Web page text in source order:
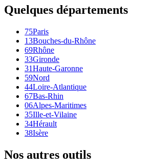
Quelques départements
75Paris
13Bouches-du-Rhône
69Rhône
33Gironde
31Haute-Garonne
59Nord
44Loire-Atlantique
67Bas-Rhin
06Alpes-Maritimes
35Ille-et-Vilaine
34Hérault
38Isère
Nos autres outils